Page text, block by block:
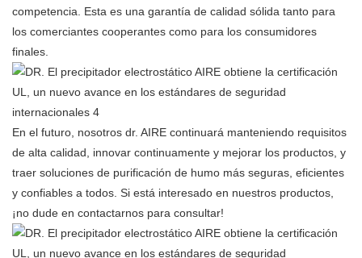
competencia. Esta es una garantía de calidad sólida tanto para
los comerciantes cooperantes como para los consumidores
finales.
En el futuro, nosotros dr. AIRE continuará manteniendo requisitos
de alta calidad, innovar continuamente y mejorar los productos, y
traer soluciones de purificación de humo más seguras, eficientes
y confiables a todos. Si está interesado en nuestros productos,
¡no dude en contactarnos para consultar!